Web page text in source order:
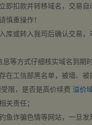
即扣款并转移域名，交易
慎重操作！
库或转入我司后确认交易
等方式仔细核实域名到期
在工信部黑名单，被墙、
限，是否是高价续费 溢价
关责任；
鱼诈骗色情等网站，一旦